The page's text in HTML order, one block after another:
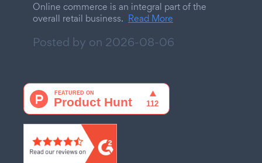
Online commerce is an integral part of the
overall retail business. Read More
Posted by on 2026-08-06